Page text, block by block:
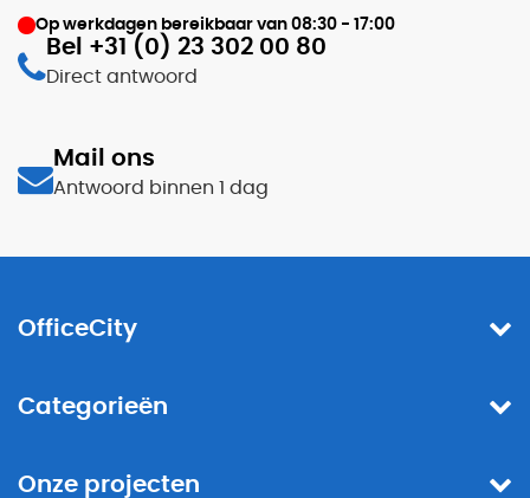
Op werkdagen bereikbaar van 08:30 - 17:00
Bel +31 (0) 23 302 00 80
Direct antwoord
Mail ons
Antwoord binnen 1 dag
OfficeCity
Categorieën
Onze projecten